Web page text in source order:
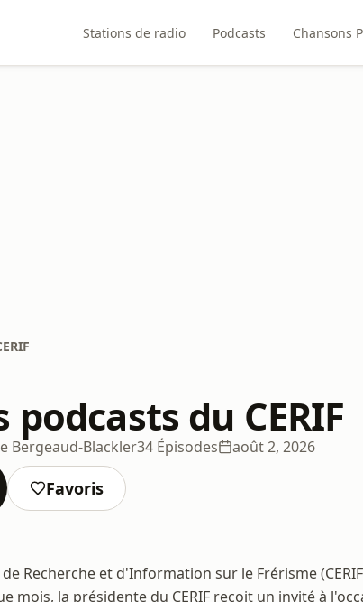
Stations de radio Podcasts Chansons
podcasts du CERIF
Bergeaud-Blackler34 Épisodes août 2, 2026
Favoris
Recherche et d'Information sur le Frérisme
mois, la présidente du CERIF reçoit un invité à